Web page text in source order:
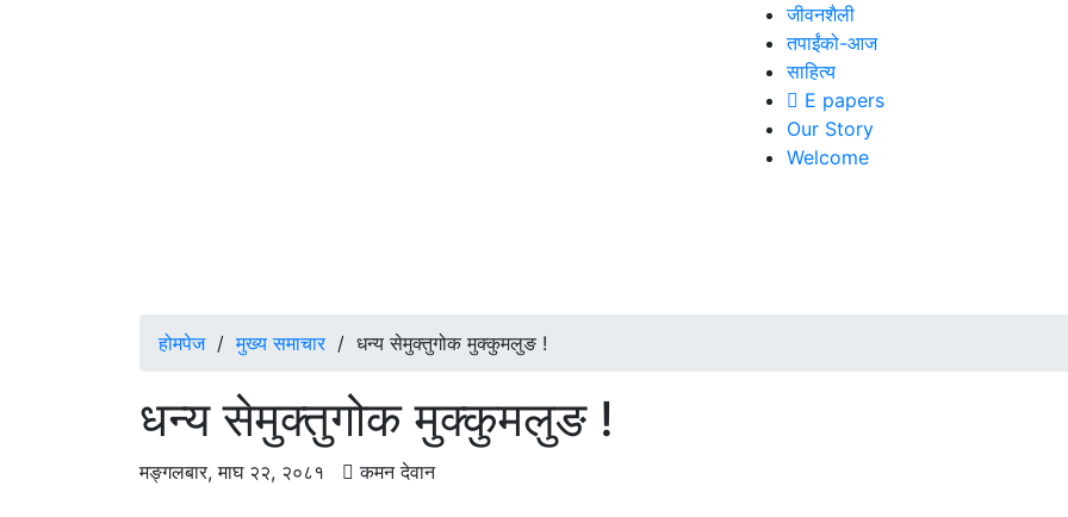
जीवनशैली
तपाईंको-आज
साहित्य
E papers
Our Story
Welcome
होमपेज/मुख्य समाचार/ धन्य सेमुक्तुगोक मुक्कुमलुङ !
धन्य सेमुक्तुगोक मुक्कुमलुङ !
मङ्गलबार, माघ २२, २०८१ कमन देवान